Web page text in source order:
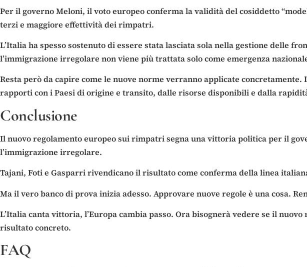
Per il governo Meloni, il voto europeo conferma la validità del cosiddetto
terzi e maggiore effettività dei rimpatri.
L’Italia ha spesso sostenuto di essere stata lasciata sola nella gestione delle
l’immigrazione irregolare non viene più trattata solo come emergenza
Resta però da capire come le nuove norme verranno applicate
rapporti con i Paesi di origine e transito, dalle risorse disponibili e dalla
Conclusione
Il nuovo regolamento europeo sui rimpatri segna una vittoria politica per il
l’immigrazione irregolare.
Tajani, Foti e Gasparri rivendicano il risultato come conferma della linea
Ma il vero banco di prova inizia adesso. Approvare nuove regole è una cosa.
L’Italia canta vittoria, l’Europa cambia passo. Ora bisognerà vedere se il
risultato concreto.
FAQ